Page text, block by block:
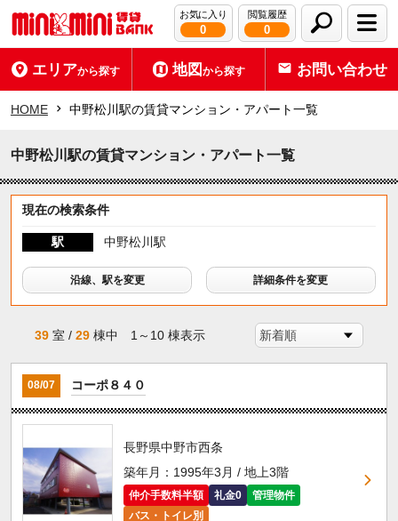
お気に入り
0
閲覧履歴
0
エリアから探す 地図から探す お問い合わせ
HOME 中野松川駅の賃貸マンション・アパート一覧
中野松川駅の賃貸マンション・アパート一覧
現在の検索条件
駅 中野松川駅
沿線、駅を変更 詳細条件を変更
39 室 /29 棟中 1～10 棟表示
08/07 コーポ８４０
長野県中野市西条
築年月：1995年3月 / 地上3階
仲介手数料半額 礼金0
管理物件
バス・トイレ別